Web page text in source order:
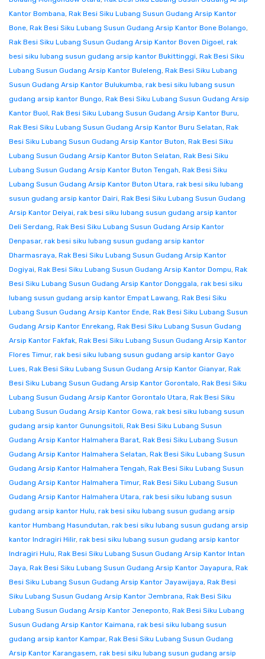
Kantor Bombana, Rak Besi Siku Lubang Susun Gudang Arsip Kantor
Bone, Rak Besi Siku Lubang Susun Gudang Arsip Kantor Bone Bolango,
Rak Besi Siku Lubang Susun Gudang Arsip Kantor Boven Digoel, rak
besi siku lubang susun gudang arsip kantor Bukittinggi, Rak Besi Siku
Lubang Susun Gudang Arsip Kantor Buleleng, Rak Besi Siku Lubang
Susun Gudang Arsip Kantor Bulukumba, rak besi siku lubang susun
gudang arsip kantor Bungo, Rak Besi Siku Lubang Susun Gudang Arsip
Kantor Buol, Rak Besi Siku Lubang Susun Gudang Arsip Kantor Buru,
Rak Besi Siku Lubang Susun Gudang Arsip Kantor Buru Selatan, Rak
Besi Siku Lubang Susun Gudang Arsip Kantor Buton, Rak Besi Siku
Lubang Susun Gudang Arsip Kantor Buton Selatan, Rak Besi Siku
Lubang Susun Gudang Arsip Kantor Buton Tengah, Rak Besi Siku
Lubang Susun Gudang Arsip Kantor Buton Utara, rak besi siku lubang
susun gudang arsip kantor Dairi, Rak Besi Siku Lubang Susun Gudang
Arsip Kantor Deiyai, rak besi siku lubang susun gudang arsip kantor
Deli Serdang, Rak Besi Siku Lubang Susun Gudang Arsip Kantor
Denpasar, rak besi siku lubang susun gudang arsip kantor
Dharmasraya, Rak Besi Siku Lubang Susun Gudang Arsip Kantor
Dogiyai, Rak Besi Siku Lubang Susun Gudang Arsip Kantor Dompu, Rak
Besi Siku Lubang Susun Gudang Arsip Kantor Donggala, rak besi siku
lubang susun gudang arsip kantor Empat Lawang, Rak Besi Siku
Lubang Susun Gudang Arsip Kantor Ende, Rak Besi Siku Lubang Susun
Gudang Arsip Kantor Enrekang, Rak Besi Siku Lubang Susun Gudang
Arsip Kantor Fakfak, Rak Besi Siku Lubang Susun Gudang Arsip Kantor
Flores Timur, rak besi siku lubang susun gudang arsip kantor Gayo
Lues, Rak Besi Siku Lubang Susun Gudang Arsip Kantor Gianyar, Rak
Besi Siku Lubang Susun Gudang Arsip Kantor Gorontalo, Rak Besi Siku
Lubang Susun Gudang Arsip Kantor Gorontalo Utara, Rak Besi Siku
Lubang Susun Gudang Arsip Kantor Gowa, rak besi siku lubang susun
gudang arsip kantor Gunungsitoli, Rak Besi Siku Lubang Susun
Gudang Arsip Kantor Halmahera Barat, Rak Besi Siku Lubang Susun
Gudang Arsip Kantor Halmahera Selatan, Rak Besi Siku Lubang Susun
Gudang Arsip Kantor Halmahera Tengah, Rak Besi Siku Lubang Susun
Gudang Arsip Kantor Halmahera Timur, Rak Besi Siku Lubang Susun
Gudang Arsip Kantor Halmahera Utara, rak besi siku lubang susun
gudang arsip kantor Hulu, rak besi siku lubang susun gudang arsip
kantor Humbang Hasundutan, rak besi siku lubang susun gudang arsip
kantor Indragiri Hilir, rak besi siku lubang susun gudang arsip kantor
Indragiri Hulu, Rak Besi Siku Lubang Susun Gudang Arsip Kantor Intan
Jaya, Rak Besi Siku Lubang Susun Gudang Arsip Kantor Jayapura, Rak
Besi Siku Lubang Susun Gudang Arsip Kantor Jayawijaya, Rak Besi
Siku Lubang Susun Gudang Arsip Kantor Jembrana, Rak Besi Siku
Lubang Susun Gudang Arsip Kantor Jeneponto, Rak Besi Siku Lubang
Susun Gudang Arsip Kantor Kaimana, rak besi siku lubang susun
gudang arsip kantor Kampar, Rak Besi Siku Lubang Susun Gudang
Arsip Kantor Karangasem, rak besi siku lubang susun gudang arsip